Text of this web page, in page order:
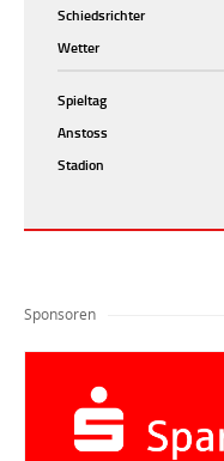
Schiedsrichter
Wetter
Spieltag
Anstoss
Stadion
Sponsoren